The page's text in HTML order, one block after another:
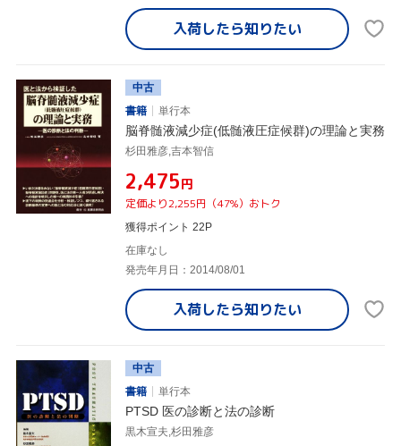
入荷したら知りたい
中古
書籍
単行本
脳脊髄液減少症(低髄液圧症候群)の理論と実務
杉田雅彦,吉本智信
¥2,475円
定価より2,255円（47%）おトク
獲得ポイント 22P
在庫なし
発売年月日：2014/08/01
入荷したら知りたい
中古
書籍
単行本
PTSD 医の診断と法の診断
黒木宣夫,杉田雅彦